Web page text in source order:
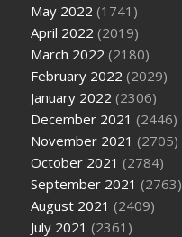
May 2022 (1741)
April 2022 (2019)
March 2022 (2180)
February 2022 (2029)
January 2022 (2306)
December 2021 (2446)
November 2021 (2705)
October 2021 (2784)
September 2021 (2763)
August 2021 (2409)
July 2021 (2361)